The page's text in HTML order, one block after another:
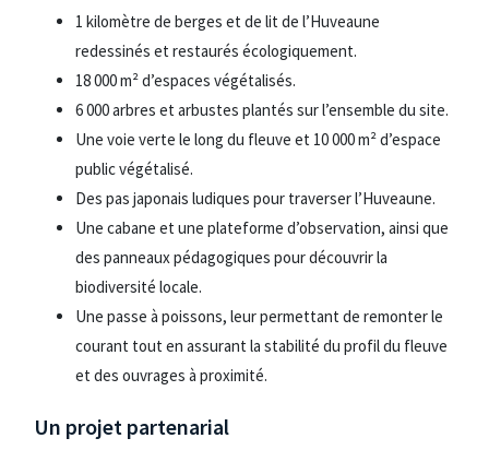
1 kilomètre de berges et de lit de l’Huveaune
redessinés et restaurés écologiquement.
18 000 m² d’espaces végétalisés.
6 000 arbres et arbustes plantés sur l’ensemble du site.
Une voie verte le long du fleuve et 10 000 m² d’espace
public végétalisé.
Des pas japonais ludiques pour traverser l’Huveaune.
Une cabane et une plateforme d’observation, ainsi que
des panneaux pédagogiques pour découvrir la
biodiversité locale.
Une passe à poissons, leur permettant de remonter le
courant tout en assurant la stabilité du profil du fleuve
et des ouvrages à proximité.
Un projet partenarial